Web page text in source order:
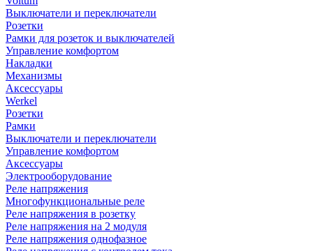
Выключатели и переключатели
Розетки
Рамки для розеток и выключателей
Управление комфортом
Накладки
Механизмы
Аксессуары
Werkel
Розетки
Рамки
Выключатели и переключатели
Управление комфортом
Аксессуары
Электрооборудование
Реле напряжения
Многофункциональные реле
Реле напряжения в розетку
Реле напряжения на 2 модуля
Реле напряжения однофазное